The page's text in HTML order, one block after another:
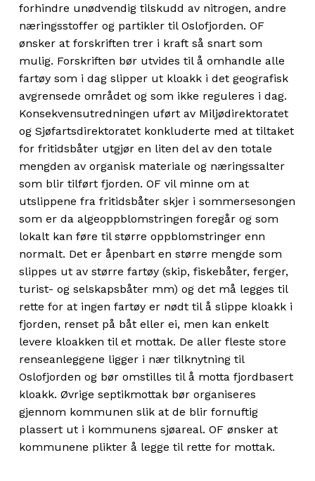
forhindre unødvendig tilskudd av nitrogen, andre
næringsstoffer og partikler til Oslofjorden. OF
ønsker at forskriften trer i kraft så snart som
mulig. Forskriften bør utvides til å omhandle alle
fartøy som i dag slipper ut kloakk i det geografisk
avgrensede området og som ikke reguleres i dag.
Konsekvensutredningen uført av Miljødirektoratet
og Sjøfartsdirektoratet konkluderte med at tiltaket
for fritidsbåter utgjør en liten del av den totale
mengden av organisk materiale og næringssalter
som blir tilført fjorden. OF vil minne om at
utslippene fra fritidsbåter skjer i sommersesongen
som er da algeoppblomstringen foregår og som
lokalt kan føre til større oppblomstringer enn
normalt. Det er åpenbart en større mengde som
slippes ut av større fartøy (skip, fiskebåter, ferger,
turist- og selskapsbåter mm) og det må legges til
rette for at ingen fartøy er nødt til å slippe kloakk i
fjorden, renset på båt eller ei, men kan enkelt
levere kloakken til et mottak. De aller fleste store
renseanleggene ligger i nær tilknytning til
Oslofjorden og bør omstilles til å motta fjordbasert
kloakk. Øvrige septikmottak bør organiseres
gjennom kommunen slik at de blir fornuftig
plassert ut i kommunens sjøareal. OF ønsker at
kommunene plikter å legge til rette for mottak.